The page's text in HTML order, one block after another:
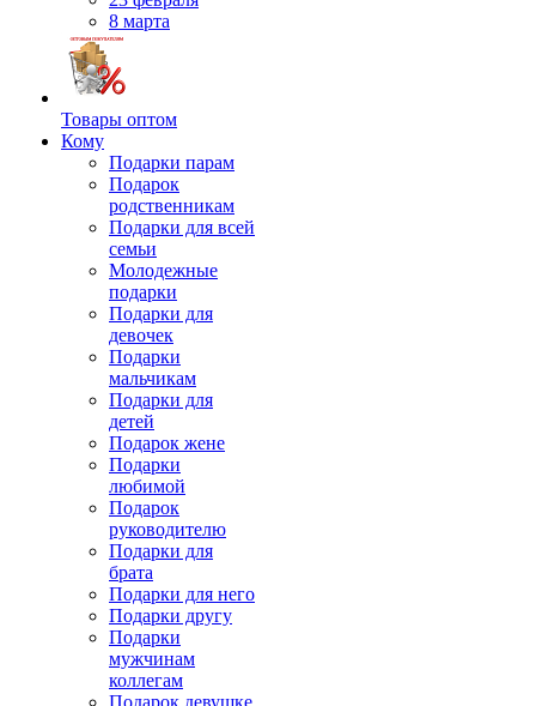
8 марта
Товары оптом
Кому
Подарки парам
Подарок
родственникам
Подарки для всей
семьи
Молодежные
подарки
Подарки для
девочек
Подарки
мальчикам
Подарки для
детей
Подарок жене
Подарки
любимой
Подарок
руководителю
Подарки для
брата
Подарки для него
Подарки другу
Подарки
мужчинам
коллегам
Подарок девушке